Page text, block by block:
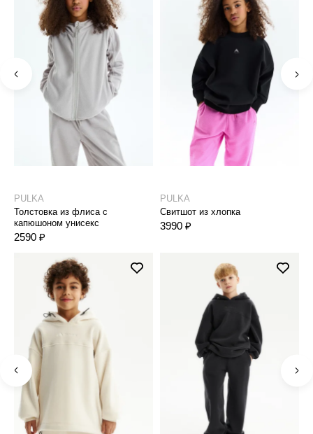
PULKA
Толстовка из флиса с
капюшоном унисекс
2590 ₽
PULKA
Свитшот из хлопка
3990 ₽